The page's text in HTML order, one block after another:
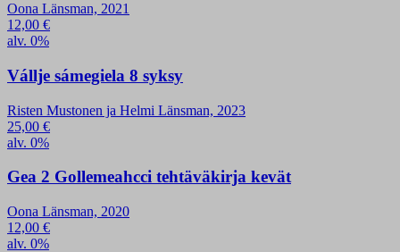
Oona Länsman, 2021
12,00 €
alv. 0%
Vállje sámegiela 8 syksy
Risten Mustonen ja Helmi Länsman, 2023
25,00 €
alv. 0%
Gea 2 Gollemeahcci tehtäväkirja kevät
Oona Länsman, 2020
12,00 €
alv. 0%